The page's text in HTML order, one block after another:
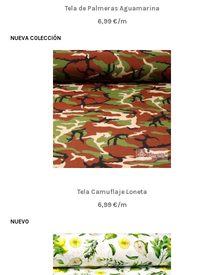
Tela de Palmeras Aguamarina
6,99 €/m
NUEVA COLECCIÓN
Tela Camuflaje Loneta
6,99 €/m
NUEVO